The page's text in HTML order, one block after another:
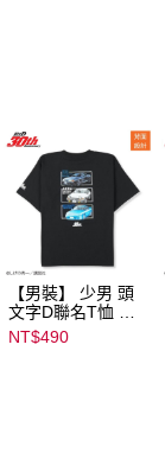
【男裝】 少男 頭
文字D聯名T恤 ｜
07102B01232000
15439
NT$490